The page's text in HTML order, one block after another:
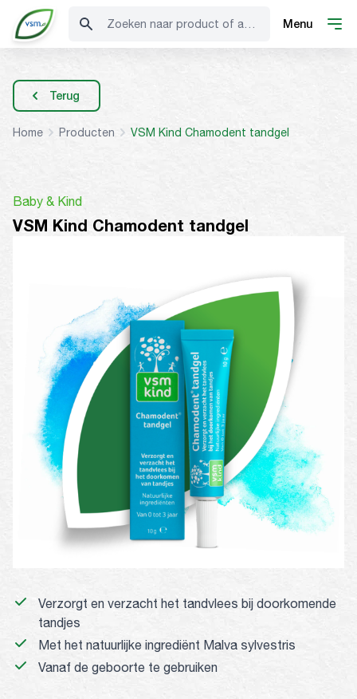
Zoeken naar product of advies Menu
Terug
Home Producten VSM Kind Chamodent tandgel
Baby & Kind
VSM Kind Chamodent tandgel
Verzorgt en verzacht het tandvlees bij doorkomende
tandjes
Met het natuurlijke ingrediënt Malva sylvestris
Vanaf de geboorte te gebruiken